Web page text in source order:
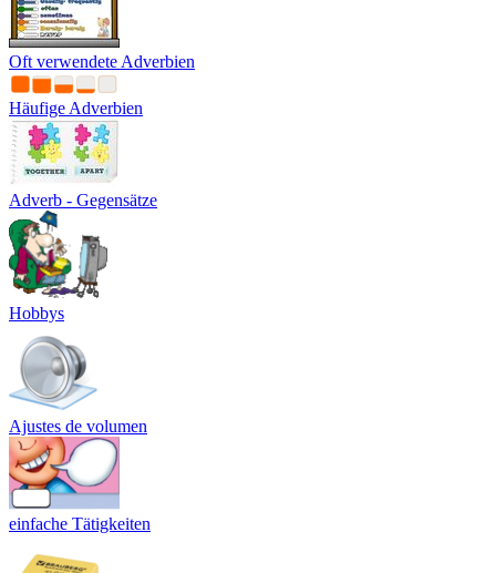
Oft verwendete Adverbien
Häufige Adverbien
Adverb - Gegensätze
Hobbys
Ajustes de volumen
einfache Tätigkeiten